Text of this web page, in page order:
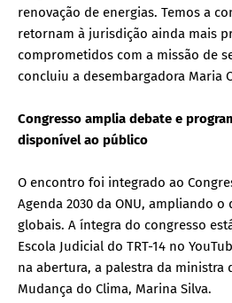
renovação de energias. Temos a
retornam à jurisdição ainda mais
comprometidos com a missão de
concluiu a desembargadora Maria
Congresso amplia debate e
disponível ao público
O encontro foi integrado ao
Agenda 2030 da ONU, ampliando o
globais. A íntegra do congresso
Escola Judicial do TRT-14 no
na abertura, a palestra da ministra
Mudança do Clima, Marina Silva.